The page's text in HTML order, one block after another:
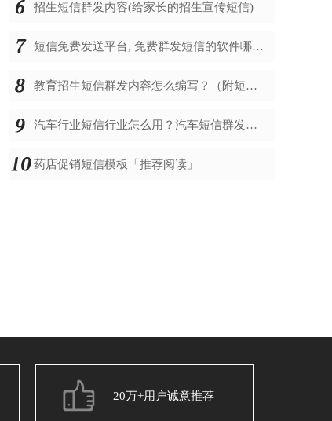
招生短信群发内容(给家长的招生宣传短信)
短信免费发送平台, 免费群发短信的软件哪个好
教育招生短信群发内容怎么编写？（附短信模板）
汽车行业短信行业怎么用？汽车短信群发内容怎么编辑？
药店促销短信模板「推荐阅读」
20万+用户诚意推荐